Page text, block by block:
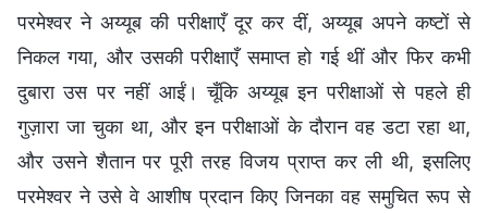
परमेश्वर ने अय्यूब की परीक्षाएँ दूर कर दीं, अय्यूब अपने कष्टों से
निकल गया, और उसकी परीक्षाएँ समाप्त हो गई थीं और फिर कभी
दुबारा उस पर नहीं आईं। चूँकि अय्यूब इन परीक्षाओं से पहले ही
गुज़ारा जा चुका था, और इन परीक्षाओं के दौरान वह डटा रहा था,
और उसने शैतान पर पूरी तरह विजय प्राप्त कर ली थी, इसलिए
परमेश्वर ने उसे वे आशीष प्रदान किए जिनका वह समुचित रूप से